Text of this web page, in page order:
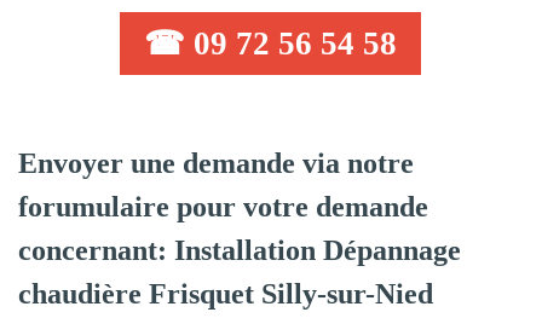
☎ 09 72 56 54 58
Envoyer une demande via notre
forumulaire pour votre demande
concernant: Installation Dépannage
chaudière Frisquet Silly-sur-Nied